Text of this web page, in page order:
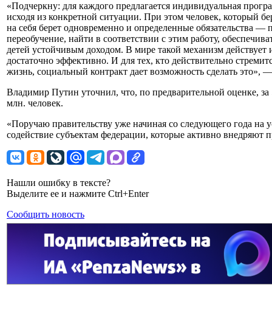
«Подчеркну: для каждого предлагается индивидуальная
исходя из конкретной ситуации. При этом человек, который
на себя берет одновременно и определенные обязательства —
переобучение, найти в соответствии с этим работу,
детей устойчивым доходом. В мире такой механизм действует
достаточно эффективно. И для тех, кто действительно
жизнь, социальный контракт дает возможность сделать это»,
Владимир Путин уточнил, что, по предварительной оценке, за
млн. человек.
«Поручаю правительству уже начиная со следующего года на
содействие субъектам федерации, которые активно внедряют
Нашли ошибку в тексте?
Выделите ее и нажмите Ctrl+Enter
Сообщить новость